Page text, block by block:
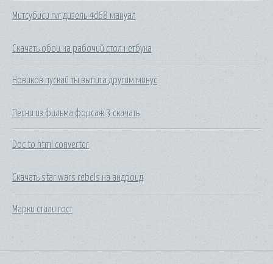
Митсубиси rvr дизель 4d68 мануал
Скачать обои на рабочий стол нетбука
Новиков пускай ты выпита другим минус
Песни из фильма форсаж 3 скачать
Doc to html converter
Скачать star wars rebels на андроид
Марки стали гост